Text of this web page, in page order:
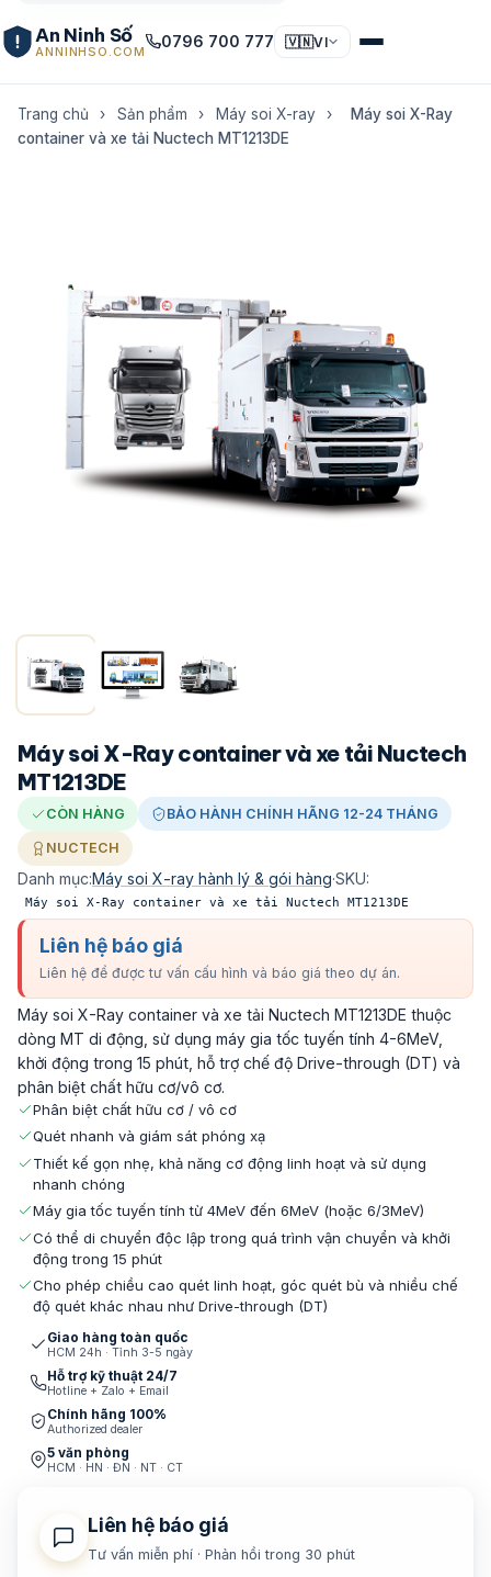
An Ninh Số
ANNINHSO.COM
0796 700 777 🇻🇳VI
Trang chủ › Sản phẩm › Máy soi X-ray ›
Máy soi X-Ray
container và xe tải Nuctech MT1213DE
Máy soi X-Ray container và xe tải Nuctech
MT1213DE
CÒN HÀNG BẢO HÀNH CHÍNH HÃNG 12-24 THÁNG
NUCTECH
Danh mục:Máy soi X-ray hành lý & gói hàng·SKU:
Máy soi X-Ray container và xe tải Nuctech MT1213DE
Liên hệ báo giá
Liên hệ để được tư vấn cấu hình và báo giá theo dự án.
Máy soi X-Ray container và xe tải Nuctech MT1213DE thuộc
dòng MT di động, sử dụng máy gia tốc tuyến tính 4-6MeV,
khởi động trong 15 phút, hỗ trợ chế độ Drive-through (DT) và
phân biệt chất hữu cơ/vô cơ.
Phân biệt chất hữu cơ / vô cơ
Quét nhanh và giám sát phóng xạ
Thiết kế gọn nhẹ, khả năng cơ động linh hoạt và sử dụng
nhanh chóng
Máy gia tốc tuyến tính từ 4MeV đến 6MeV (hoặc 6/3MeV)
Có thể di chuyển độc lập trong quá trình vận chuyển và khởi
động trong 15 phút
Cho phép chiều cao quét linh hoạt, góc quét bù và nhiều chế
độ quét khác nhau như Drive-through (DT)
Giao hàng toàn quốc
HCM 24h · Tỉnh 3-5 ngày
Hỗ trợ kỹ thuật 24/7
Hotline + Zalo + Email
Chính hãng 100%
Authorized dealer
5 văn phòng
HCM · HN · ĐN · NT · CT
Liên hệ báo giá
Tư vấn miễn phí · Phản hồi trong 30 phút